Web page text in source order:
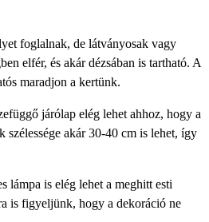
foglalnak, de látványosak vagy
elfér, és akár dézsában is tartható. A
maradjon a kertünk.
járólap elég lehet ahhoz, hogy a
akár 30-40 cm is lehet, így
lámpa is elég lehet a meghitt esti
is figyeljünk, hogy a dekoráció ne